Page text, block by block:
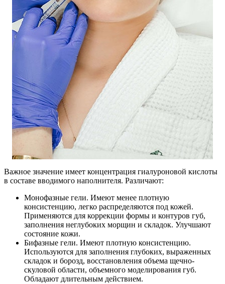
Важное значение имеет концентрация гиалуроновой кислоты
в составе вводимого наполнителя. Различают:
Монофазные гели. Имеют менее плотную
консистенцию, легко распределяются под кожей.
Применяются для коррекции формы и контуров губ,
заполнения неглубоких морщин и складок. Улучшают
состояние кожи.
Бифазные гели. Имеют плотную консистенцию.
Используются для заполнения глубоких, выраженных
складок и борозд, восстановления объема щечно-
скуловой области, объемного моделирования губ.
Обладают длительным действием.